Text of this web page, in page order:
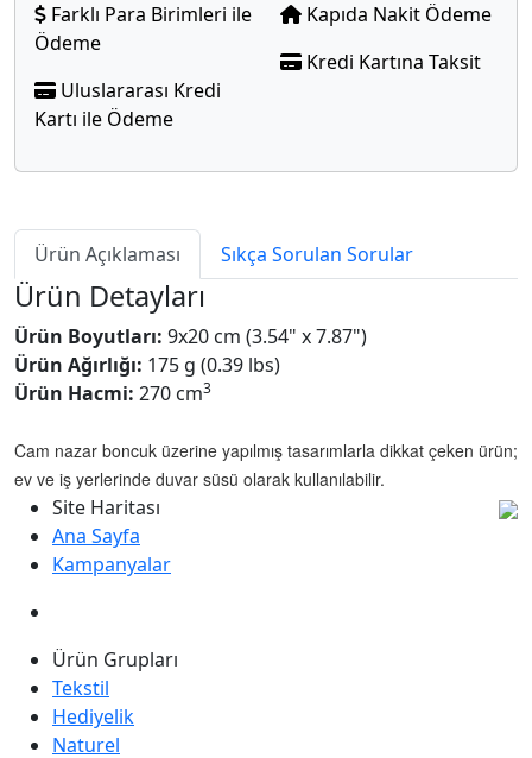
Farklı Para Birimleri ile
Ödeme
Uluslararası Kredi
Kartı ile Ödeme
Kapıda Nakit Ödeme
Kredi Kartına Taksit
Ürün Açıklaması Sıkça Sorulan Sorular
Ürün Detayları
Ürün Boyutları: 9x20 cm (3.54" x 7.87")
Ürün Ağırlığı: 175 g (0.39 lbs)
Ürün Hacmi: 270 cm3
Cam nazar boncuk üzerine yapılmış tasarımlarla dikkat çeken ürün;
ev ve iş yerlerinde duvar süsü olarak kullanılabilir.
Site Haritası
Ana Sayfa
Kampanyalar
Ürün Grupları
Tekstil
Hediyelik
Naturel